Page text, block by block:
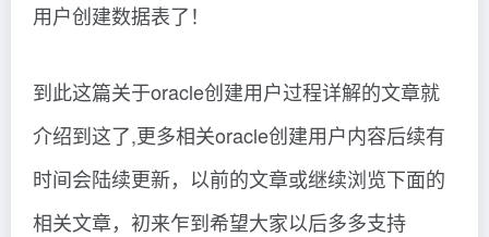
用户创建数据表了！
到此这篇关于oracle创建用户过程详解的文章就
介绍到这了,更多相关oracle创建用户内容后续有
时间会陆续更新，以前的文章或继续浏览下面的
相关文章，初来乍到希望大家以后多多支持